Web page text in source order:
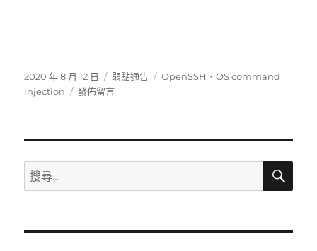
發
佈
2020 年 8 月 12 日
分
類
弱點通告
標
OpenSSH 、OS command
injection
在
command
弱
發佈留言
搜
尋
鍵
搜